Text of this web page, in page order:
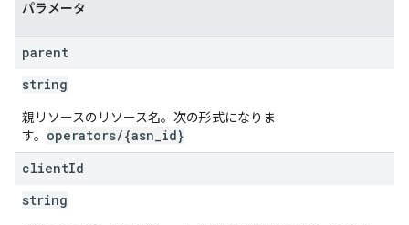
パラメータ
parent
string
親リソースのリソース名。次の形式になりま
す。 operators/{asn_id}
clientId
string